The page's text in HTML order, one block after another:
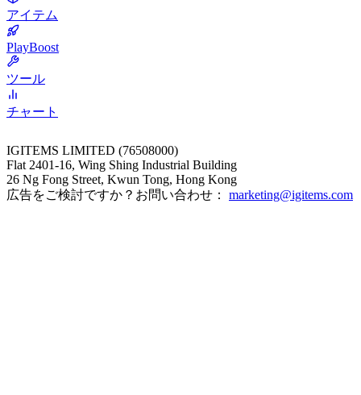
アイテム
PlayBoost
ツール
チャート
IGITEMS LIMITED (76508000)
Flat 2401-16, Wing Shing Industrial Building
26 Ng Fong Street, Kwun Tong, Hong Kong
広告をご検討ですか？お問い合わせ： marketing@igitems.com